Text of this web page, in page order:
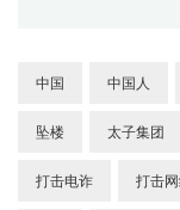
中国 中国人
坠楼 太子集团
打击电诈 打击